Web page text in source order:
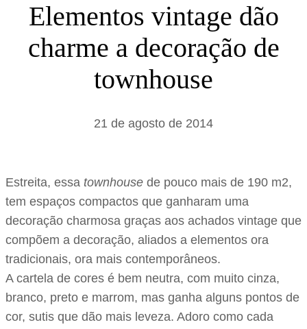
Elementos vintage dão
charme a decoração de
townhouse
21 de agosto de 2014
Estreita, essa townhouse de pouco mais de 190 m2,
tem espaços compactos que ganharam uma
decoração charmosa graças aos achados vintage que
compõem a decoração, aliados a elementos ora
tradicionais, ora mais contemporâneos.
A cartela de cores é bem neutra, com muito cinza,
branco, preto e marrom, mas ganha alguns pontos de
cor, sutis que dão mais leveza. Adoro como cada